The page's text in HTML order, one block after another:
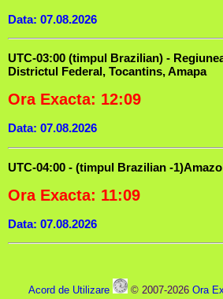
Data: 07.08.2026
UTC-03:00 (timpul Brazilian) -
Districtul Federal, Tocantins, Amapa
Ora Exacta: 12:09
Data: 07.08.2026
UTC-04:00 - (timpul Brazilian -
Ora Exacta: 11:09
Data: 07.08.2026
Acord de Utilizare © 2007-2026 Ora